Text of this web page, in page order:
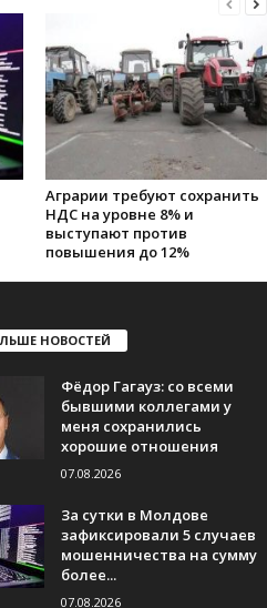
Аграрии требуют сохранить
НДС на уровне 8% и
выступают против
повышения до 12%
НОВОСТЕЙ
Фёдор Гагауз: со всеми
бывшими коллегами у
меня сохранились
хорошие отношения
07.08.2026
За сутки в Молдове
зафиксировали 5 случаев
мошенничества на сумму
более...
07.08.2026